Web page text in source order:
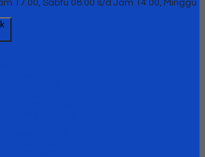
17.00, Sabtu 08.00 s/d Jam 14.00, Minggu